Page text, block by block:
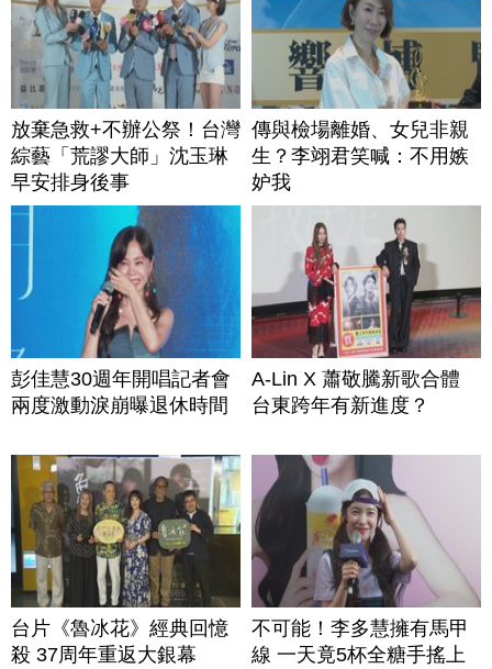
放棄急救+不辦公祭！台灣
綜藝「荒謬大師」沈玉琳
早安排身後事
傳與檢場離婚、女兒非親
生？李翊君笑喊：不用嫉
妒我
彭佳慧30週年開唱記者會
兩度激動淚崩曝退休時間
A-Lin X 蕭敬騰新歌合體
台東跨年有新進度？
台片《魯冰花》經典回憶
殺 37周年重返大銀幕
不可能！李多慧擁有馬甲
線 一天竟5杯全糖手搖上